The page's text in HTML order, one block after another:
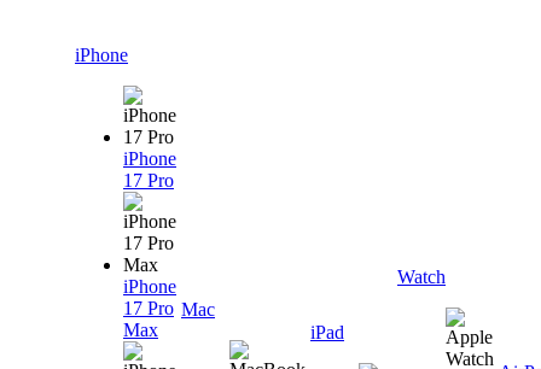
iPhone
iPhone
17 Pro
iPhone
17 Pro
Max
Mac
iPad
Watch